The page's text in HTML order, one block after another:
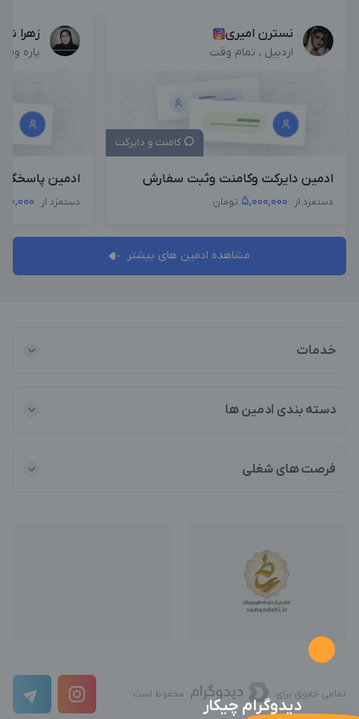
نسترن امیری
اردبیل , تمام وقت
کامنت و دایرکت
ادمین دایرکت وکامنت وثبت سفارش
دستمزد از 5,000,000 تومان
زهرا
پاره
ادمین
دستمزد از
مشاهده ادمین های بیشتر
خدمات
دسته بندی ادمین ها
فرصت های شغلی
تمامی حقوق برای محفوظ است
دیدوگرام چیکار